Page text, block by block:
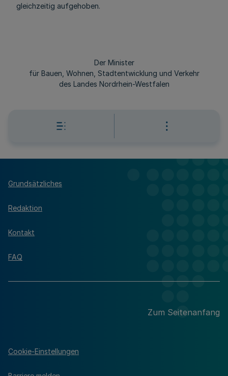
gleichzeitig aufgehoben.
Der Minister
für Bauen, Wohnen, Stadtentwicklung und Verkehr
des Landes Nordrhein-Westfalen
Grundsätzliches
Redaktion
Kontakt
FAQ
Zum Seitenanfang
Cookie-Einstellungen